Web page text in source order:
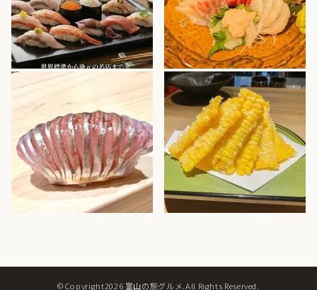
©Copyright2026 富山の旅グルメ .All Rights Reserved.